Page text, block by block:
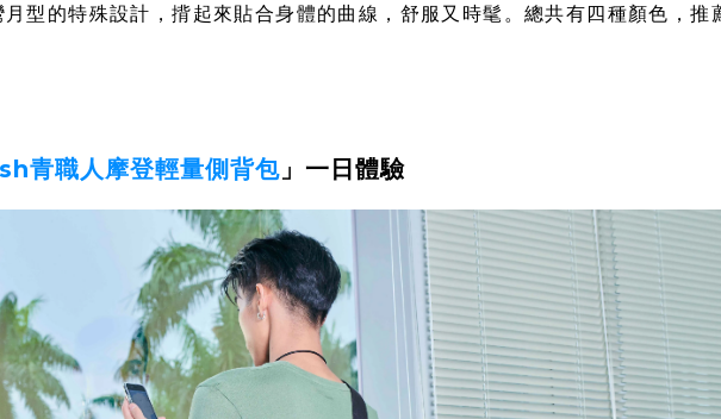
型的特殊設計，揹起來貼合身體的曲線，舒服又時髦。總共有四種顏色，推
青職人摩登輕量側背包 」一日體驗